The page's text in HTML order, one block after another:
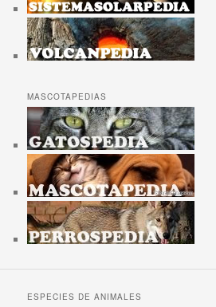
MASCOTAPEDIAS
ESPECIES DE ANIMALES